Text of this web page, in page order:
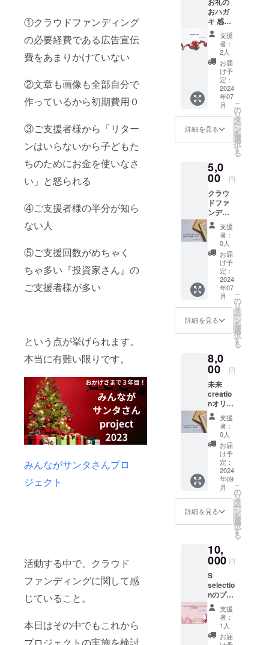
①クラウドファンディング
の必要経費である広告宣伝
費をあまりかけていない
②文章も画像も全部自分で
作っているから初期費用０
③ご支援者様から「リター
ンはいらないから子どもた
ちのためにお金を使いなさ
い」と怒られる
④ご支援者様の半分が知ら
ない人
⑤ご支援回数がめちゃく
ちゃ多い『投資家さん』の
ご支援者様が多い
という点が挙げられます。
本当に有難い限りです。
みんながサンタさんプロ
ジェクト
活動する中で、クラウド
ファンディングに関して感
じていること。
本日はその中でもこれから
プロジェクトの実施を検討
アカウ
ント）
に参加
するた
めの
URLを
送りま
す。 有
効期限
はS
selectio
nが存続
する限
り（最
ます。
おハガ
キ 感謝
の気持
ちをこ
めたお
礼のオ
リジナ
ルデザ
インの
ハガキ
を郵送
させて
頂きま
す。
支援
者：
2人
お届
け予
定：
2024
年07
月
詳細を見る
こ
の
リ
タ
ー
ン
を
選
択
す
る
5,0
00 円
クラウ
ドファ
ンディ
ングオ
ンライ
ン相談
30分 ク
ラウド
ファン
ディン
グにつ
いての
ご相談
をオン
ライン
（zoom
30分実
施しま
す。 日
程はク
ラウド
ファン
ディン
グ終了
後メー
ルにて
打合せ
させて
頂き、
zoomの
URLを
メール
でお送
は2025
年3月31
日で
す。
支援
者：
0人
お届
け予
定：
2024
年07
月
詳細を見る
こ
の
リ
タ
ー
ン
を
選
択
す
る
8,0
00 円
未来
creatio
nオリジ
ナルク
ラウド
ファン
ディン
グマ
ニュア
（PDF
版）
「初心
者でも
わかり
やす
いうお
客様か
らのお
声が多
いオリ
ジナル
マニュ
アル
を、さ
らにご
支援
者：
0人
お届
け予
定：
2024
年09
月
詳細を見る
こ
の
リ
タ
ー
ン
を
選
択
す
る
10,
000 円
S
selectio
nのプロ
フィー
ルペー
ジにて
お名前
掲載 S
支援
者：
1人
お届